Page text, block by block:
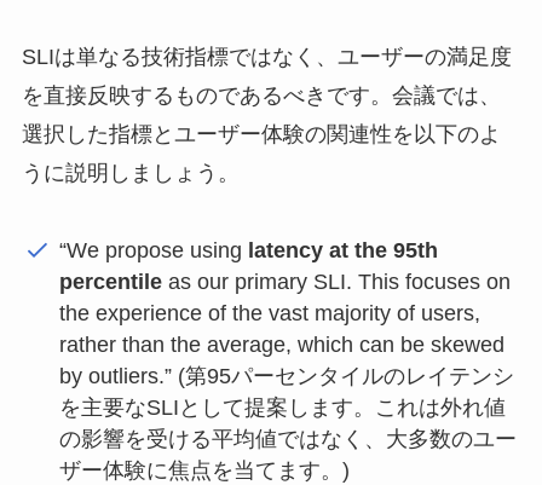
SLIは単なる技術指標ではなく、ユーザーの満足度
を直接反映するものであるべきです。会議では、
選択した指標とユーザー体験の関連性を以下のよ
うに説明しましょう。
“We propose using latency at the 95th
percentile as our primary SLI. This focuses on
the experience of the vast majority of users,
rather than the average, which can be skewed
by outliers.” (第95パーセンタイルのレイテンシ
を主要なSLIとして提案します。これは外れ値
の影響を受ける平均値ではなく、大多数のユー
ザー体験に焦点を当てます。)